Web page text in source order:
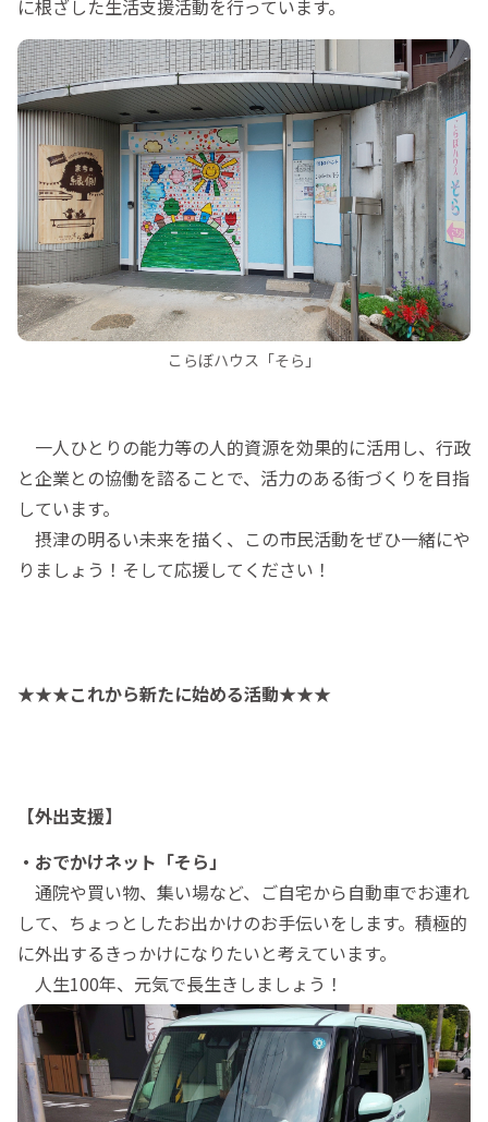
に根ざした生活支援活動を行っています。
こらぼハウス「そら」
一人ひとりの能力等の人的資源を効果的に活用し、行政
と企業との協働を諮ることで、活力のある街づくりを目指
しています。
摂津の明るい未来を描く、この市民活動をぜひ一緒にや
りましょう！そして応援してください！
★★★これから新たに始める活動★★★
【外出支援】
・おでかけネット「そら」
通院や買い物、集い場など、ご自宅から自動車でお連れ
して、ちょっとしたお出かけのお手伝いをします。積極的
に外出するきっかけになりたいと考えています。
人生100年、元気で長生きしましょう！